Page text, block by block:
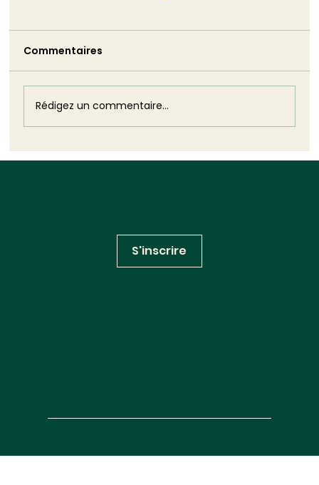
Biodiversité : cinquante ans après la
Commentaires
Rédigez un commentaire...
S'inscrire